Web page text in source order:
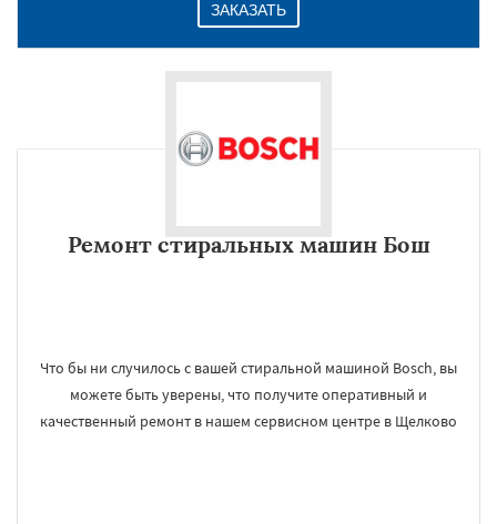
ЗАКАЗАТЬ
Ремонт стиральных машин Бош
Что бы ни случилось с вашей стиральной машиной Bosch, вы
можете быть уверены, что получите оперативный и
качественный ремонт в нашем сервисном центре в Щелково